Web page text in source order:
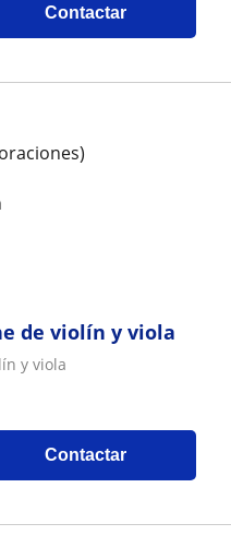
Contactar
de violín y viola
y viola
Contactar